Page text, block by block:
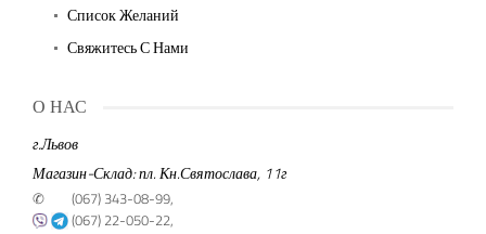
Список Желаний
Свяжитесь С Нами
О НАС
г.Львов
Магазин-Склад: пл. Кн.Святослава, 11г
✆
(067) 343-08-99,
(067) 22-050-22,